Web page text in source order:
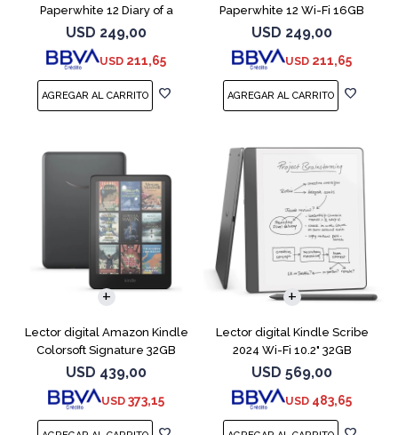
Paperwhite 12 Diary of a
Wimpy
USD 249,00
USD 211,65
Paperwhite 12 Wi-Fi 16GB
Starfish
USD 249,00
USD 211,65
Lector digital Amazon Kindle
Colorsoft Signature 32GB
Negro
USD 439,00
USD 373,15
Lector digital Kindle Scribe
2024 Wi-Fi 10.2" 32GB
Tungsten
USD 569,00
USD 483,65